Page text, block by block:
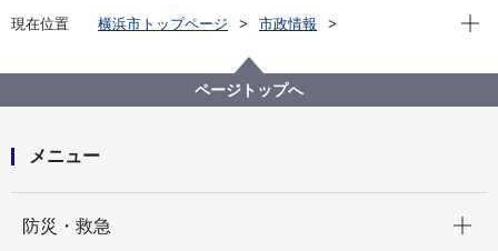
現在位置 横浜市トップページ
市政情報
横浜港臨港地区に立地するＪＥＲＡ火力発電所構内に
おけるデータセンター事業に関する覚書を締結しまし
現在
ページトップへ
メニュー
防災・救急